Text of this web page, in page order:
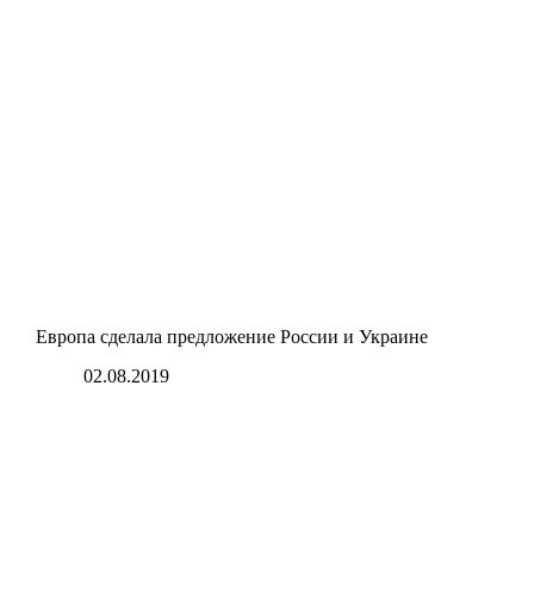
Европа сделала предложение России и Украине
02.08.2019